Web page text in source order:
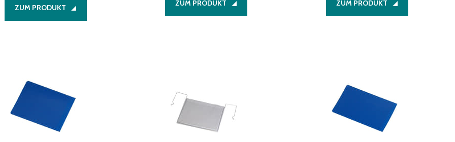
ZUM PRODUKT ZUM PRODUKT ZUM PRODUKT